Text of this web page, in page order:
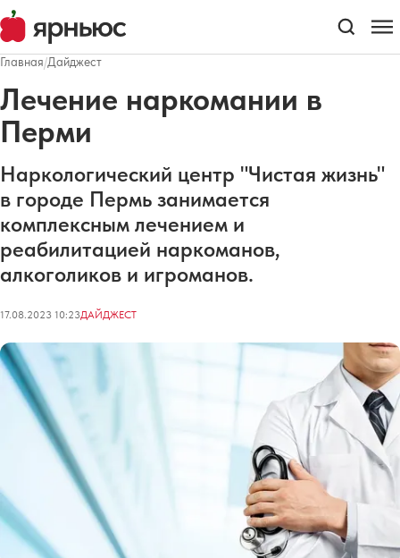
Главная/Дайджест
Лечение наркомании в
Перми
Наркологический центр "Чистая жизнь"
в городе Пермь занимается
комплексным лечением и
реабилитацией наркоманов,
алкоголиков и игроманов.
17.08.2023 10:23ДАЙДЖЕСТ